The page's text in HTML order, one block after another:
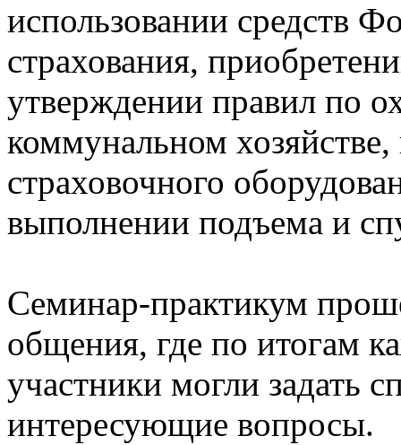
использовании средств
страхования,
утверждении правил по
коммунальном
страховочного
выполнении подъема и
Семинар-практикум
общения, где по итогам
участники могли задать
интересующие вопросы.